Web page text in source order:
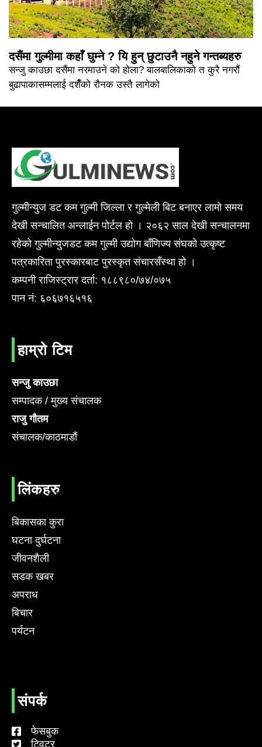
दसैंमा गुल्मीमा कहाँ घुम्ने ? यि हुन् छुटाउनै नहुने गन्तब्यहरु
सन्जु काउछा दसैंमा नरमाउने को होला? बालबालिकाको त कुरै नगरौं
बुढापाकासम्मलाई दशैँको रौनक उस्तै लागेको
गुल्मीन्युज डट कम गुल्मी जिल्ला र गुल्मेली बिट बनाएर लामो समय
देखी सन्चालित अन्लाईन पोर्टल हो । २०६२ साल देखी सन्चालनमा
रहेको गुल्मीन्युजडट कम गुल्मी उद्योग बाँणिज्य संघको उत्कृष्ट
पत्रकारिता पुरस्कारबाट पुरस्कृत संचारसँस्था हो ।
कम्पनी राजिस्ट्रार दर्ता: १८८९८०/७४/०७५
पान नं: ६०६७१६५१६
हाम्रो टिम
सन्जु काउछा
सम्पादक / मुख्य संचालक
राजु गौतम
संचालक/काठमाडौं
लिंकहरु
बिकासका कुरा
घटना दुर्घटना
जीवनशैली
सडक खबर
अपराध
बिचार
पर्यटन
संपर्क
फेसबुक
ट्विटर